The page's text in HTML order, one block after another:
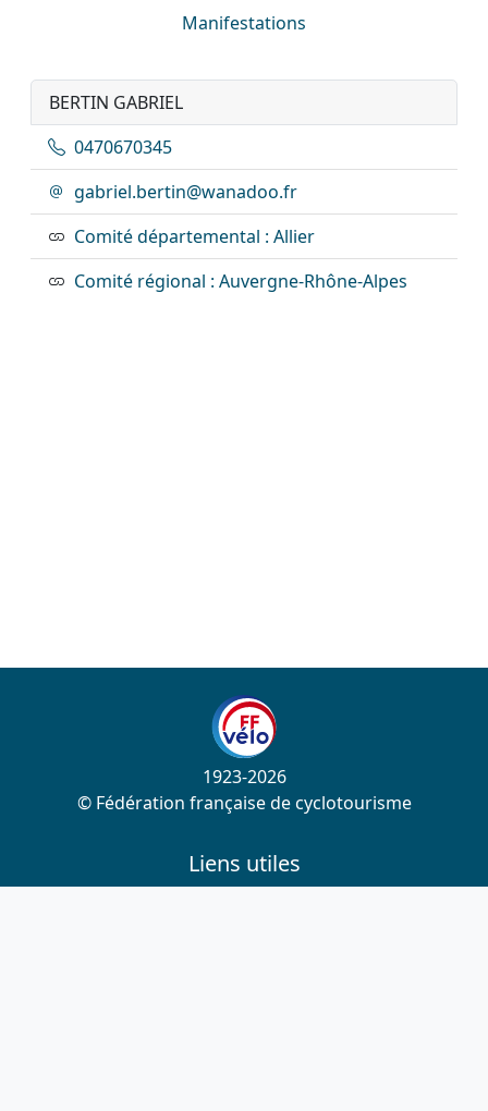
Manifestations
BERTIN GABRIEL
0470670345
gabriel.bertin@wanadoo.fr
Comité départemental : Allier
Comité régional : Auvergne-Rhône-Alpes
1923-2026
© Fédération française de cyclotourisme
Liens utiles